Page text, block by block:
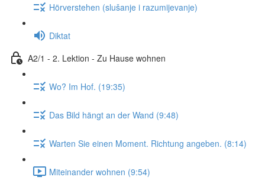
Hörverstehen (slušanje i razumijevanje)
Diktat
A2/1 - 2. Lektion - Zu Hause wohnen
Wo? Im Hof. (19:35)
Das Bild hängt an der Wand (9:48)
Warten Sie einen Moment. Richtung angeben. (8:14)
Miteinander wohnen (9:54)